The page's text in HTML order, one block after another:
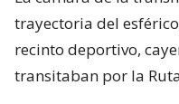
trayectoria del
recinto deportivo,
transitaban por la